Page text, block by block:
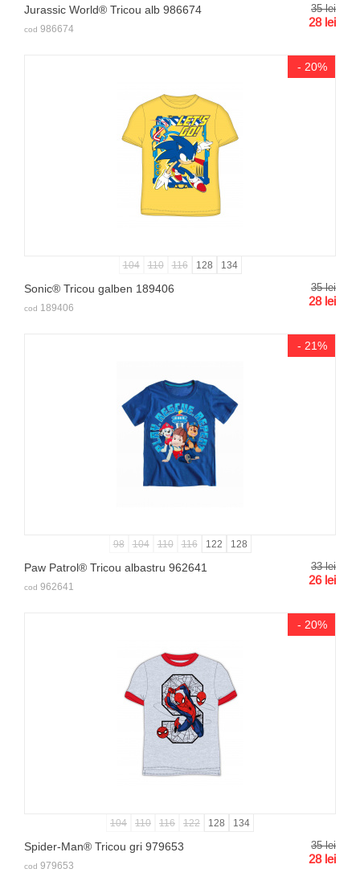
Jurassic World® Tricou alb 986674 35 lei
28 lei
cod 986674
- 20%
104 110 116 128 134
Sonic® Tricou galben 189406 35 lei
28 lei
cod 189406
- 21%
98 104 110 116 122 128
Paw Patrol® Tricou albastru 962641 33 lei
26 lei
cod 962641
- 20%
104 110 116 122 128 134
Spider-Man® Tricou gri 979653 35 lei
28 lei
cod 979653